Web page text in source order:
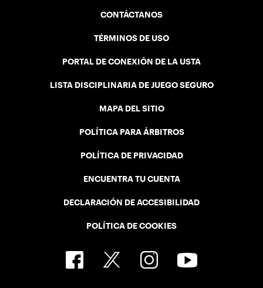
CONTÁCTANOS
TÉRMINOS DE USO
PORTAL DE CONEXIÓN DE LA USTA
LISTA DISCIPLINARIA DE JUEGO SEGURO
MAPA DEL SITIO
POLÍTICA PARA ÁRBITROS
POLÍTICA DE PRIVACIDAD
ENCUENTRA TU CUENTA
DECLARACIÓN DE ACCESIBILIDAD
POLÍTICA DE COOKIES